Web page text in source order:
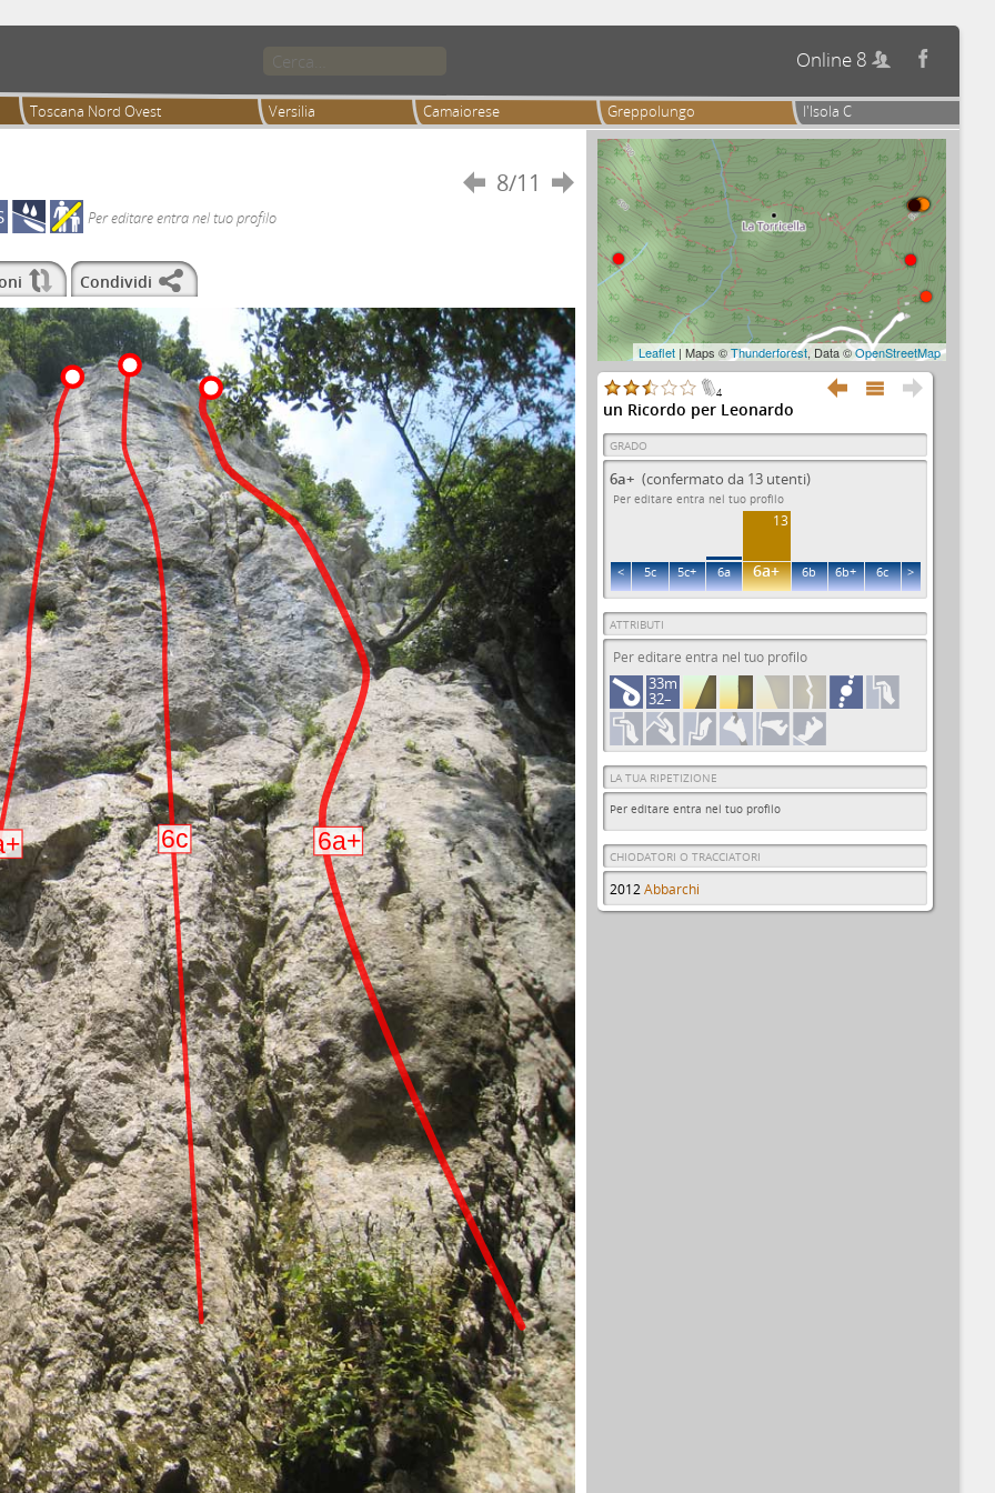
Online 8 
Toscana Nord Ovest Versilia Camaiorese Greppolungo l'Isola C
 8/11

Per editare entra nel tuo profilo
Condividi
6c 6a+
Leaflet | Maps ©Thunderforest, Data ©OpenStreetMap
  
4
un Ricordo per Leonardo
GRADO
6a+ (confermato da 13 utenti)
Per editare entra nel tuo profilo
13
< 5c 5c+ 6a 6a+ 6b 6b+ 6c >
ATTRIBUTI
Per editare entra nel tuo profilo
33m
32–
LA TUA RIPETIZIONE
Per editare entra nel tuo profilo
CHIODATORI O TRACCIATORI
2012Abbarchi